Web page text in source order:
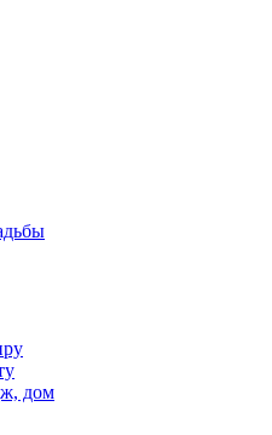
дом